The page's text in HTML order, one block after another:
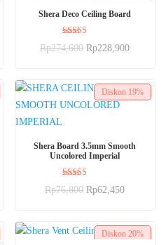
Shera Deco Ceiling Board
Dinilai
5.00
Rp274,600 Rp228,900
Diskon 19%
Shera Board 3.5mm Smooth
Uncolored Imperial
Dinilai
5.00
Rp76,800 Rp62,450
Diskon 20%